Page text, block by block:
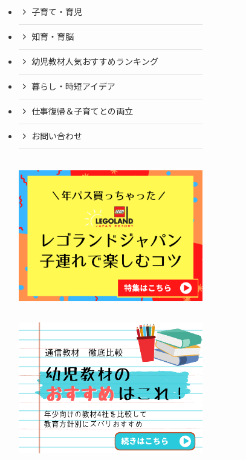
子育て・育児
知育・育脳
幼児教材人気おすすめランキング
暮らし・時短アイデア
仕事復帰＆子育てとの両立
お問い合わせ